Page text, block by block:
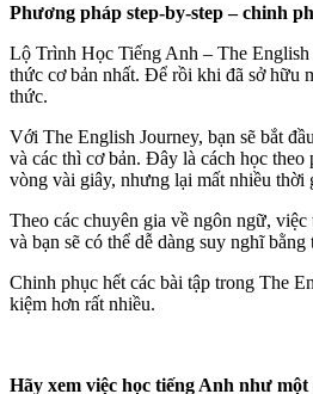
Phương pháp step-by-step – chinh
Lộ Trình Học Tiếng Anh – The English
thức cơ bản nhất. Để rồi khi đã sở hữu
thức.
Với The English Journey, bạn sẽ bắt
và các thì cơ bản. Đây là cách học theo
vòng vài giây, nhưng lại mất nhiều thời
Theo các chuyên gia về ngôn ngữ,
và bạn sẽ có thể dễ dàng suy nghĩ
Chinh phục hết các bài tập trong The
kiệm hơn rất nhiều.
Hãy xem việc học tiếng Anh như một